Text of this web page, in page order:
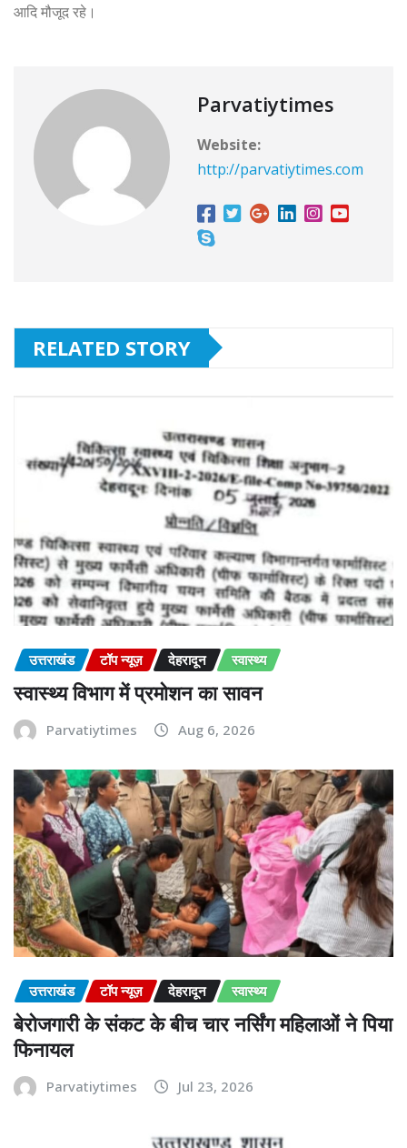
आदि मौजूद रहे।
Parvatiytimes
Website:
http://parvatiytimes.com
RELATED STORY
उत्तराखंड टॉप न्यूज़ देहरादून स्वास्थ्य
स्वास्थ्य विभाग में प्रमोशन का सावन
Parvatiytimes Aug 6, 2026
उत्तराखंड टॉप न्यूज़ देहरादून स्वास्थ्य
बेरोजगारी के संकट के बीच चार नर्सिंग महिलाओं ने पिया
फिनायल
Parvatiytimes Jul 23, 2026